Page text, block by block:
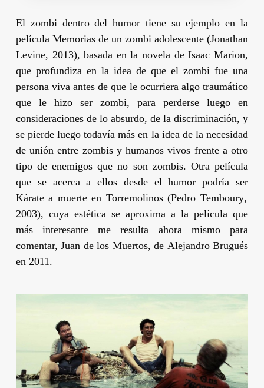
El zombi dentro del humor tiene su ejemplo en la
película Memorias de un zombi adolescente (Jonathan
Levine, 2013), basada en la novela deIsaac Marion,
que profundiza en la idea de que el zombi fue una
persona viva antes de que le ocurriera algo traumático
que le hizo ser zombi, para perderse luego en
consideraciones de lo absurdo, de la discriminación, y
se pierde luego todavía más en la idea de la necesidad
de unión entre zombis y humanos vivos frente a otro
tipo de enemigos que no son zombis. Otra película
que se acerca a ellos desde el humor podría ser
Kárate a muerte en Torremolinos(Pedro Temboury,
2003), cuya estética se aproxima a la película que
más interesante me resulta ahora mismo para
comentar,Juan de los Muertos, de Alejandro Brugués
en 2011.